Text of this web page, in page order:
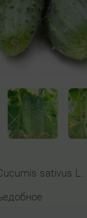
sativus L.